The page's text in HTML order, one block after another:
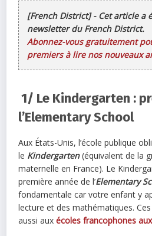
[French District] - Cet article a
newsletter du French District.
Abonnez-vous gratuitement
premiers à lire nos nouveaux
1/ Le Kindergarten :
l’Elementary School
Aux États-Unis, l’école publique
le Kindergarten(équivalent de la
maternelle en France). Le
première année de l’Elementary
fondamentale car votre enfant y
lecture et des mathématiques. Ces
aussi auxécoles francophones